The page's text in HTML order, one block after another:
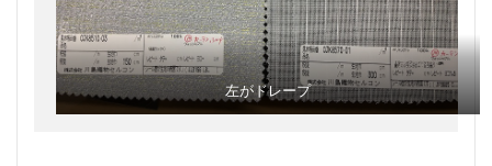
左がドレープ